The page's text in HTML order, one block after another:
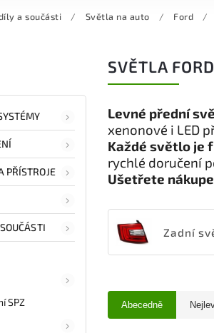
a součásti / Světla na auto / Ford /
PŘÍSTROJE
SPZ
SVĚTLA
Levné přední
xenonové i LED
Každé světlo je
rychlé doručení
Ušetřete
Zadní
Abecedně